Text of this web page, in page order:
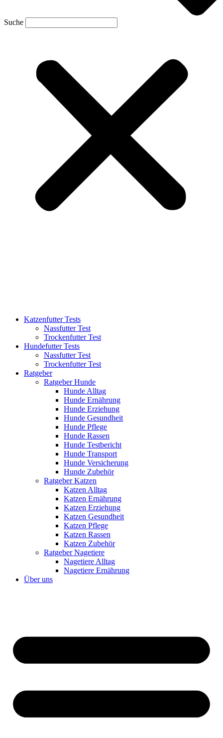
Suche
Katzenfutter Tests
Nassfutter Test
Trockenfutter Test
Hundefutter Tests
Nassfutter Test
Trockenfutter Test
Ratgeber
Ratgeber Hunde
Hunde Alltag
Hunde Ernährung
Hunde Erziehung
Hunde Gesundheit
Hunde Pflege
Hunde Rassen
Hunde Testbericht
Hunde Transport
Hunde Versicherung
Hunde Zubehör
Ratgeber Katzen
Katzen Alltag
Katzen Ernährung
Katzen Erziehung
Katzen Gesundheit
Katzen Pflege
Katzen Rassen
Katzen Zubehör
Ratgeber Nagetiere
Nagetiere Alltag
Nagetiere Ernährung
Über uns